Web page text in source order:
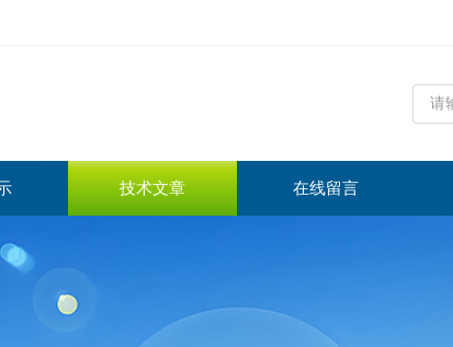
技术文章 在线留言